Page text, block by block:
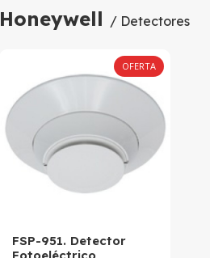
Honeywell / Detectores
OFERTA
FSP-951. Detector